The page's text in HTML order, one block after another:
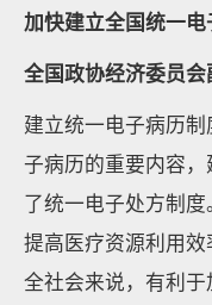
加快建立全国统一
全国政协经济委员
建立统一电子病历
子病历的重要内容
了统一电子处方制度
提高医疗资源利用
全社会来说，有利